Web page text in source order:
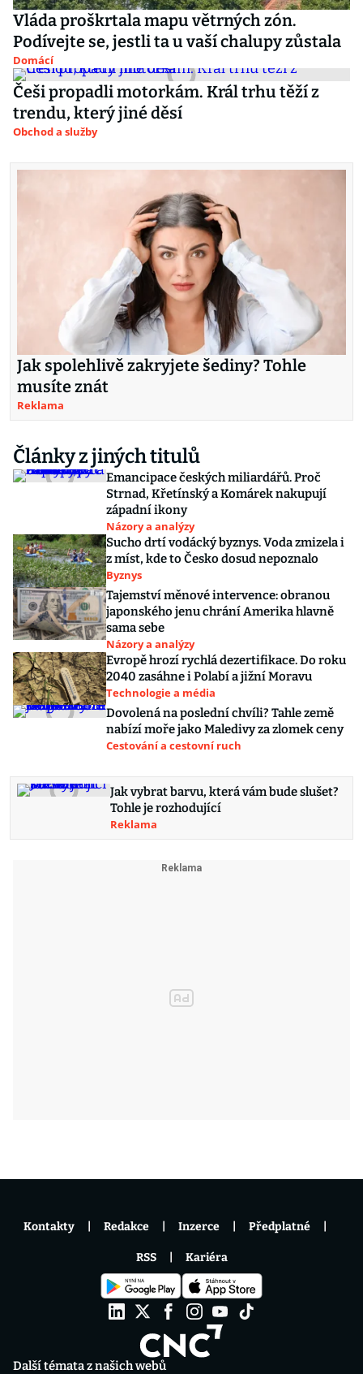
Vláda proškrtala mapu větrných zón.
Podívejte se, jestli ta u vaší chalupy zůstala
Domácí
Češi propadli motorkám. Král trhu těží z
trendu, který jiné děsí
Obchod a služby
Jak spolehlivě zakryjete šediny? Tohle
musíte znát
Reklama
Články z jiných titulů
Emancipace českých miliardářů. Proč
Strnad, Křetínský a Komárek nakupují
západní ikony
Názory a analýzy
Sucho drtí vodácký byznys. Voda zmizela i
z míst, kde to Česko dosud nepoznalo
Byznys
Tajemství měnové intervence: obranou
japonského jenu chrání Amerika hlavně
sama sebe
Názory a analýzy
Evropě hrozí rychlá dezertifikace. Do roku
2040 zasáhne i Polabí a jižní Moravu
Technologie a média
Dovolená na poslední chvíli? Tahle země
nabízí moře jako Maledivy za zlomek ceny
Cestování a cestovní ruch
Jak vybrat barvu, která vám bude slušet?
Tohle je rozhodující
Reklama
Další témata z našich webů
Kontakty Redakce Inzerce Předplatné
RSS Kariéra